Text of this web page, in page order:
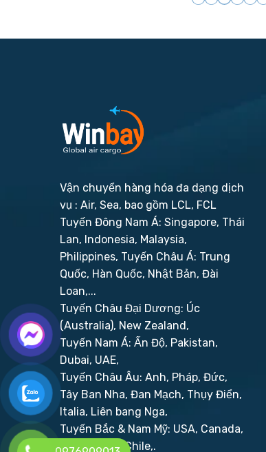
Vận chuyển hàng hóa đa dạng dịch
vụ : Air, Sea, bao gồm LCL, FCL
Tuyến Đông Nam Á: Singapore, Thái
Lan, Indonesia, Malaysia,
Philippines, Tuyến Châu Á: Trung
Quốc, Hàn Quốc, Nhật Bản, Đài
Loan,...
Tuyến Châu Đại Dương: Úc
(Australia), New Zealand,
Tuyến Nam Á: Ấn Độ, Pakistan,
Dubai, UAE,
Tuyến Châu Âu: Anh, Pháp, Đức,
Tây Ban Nha, Đan Mạch, Thụy Điển,
Italia, Liên bang Nga,
Tuyến Bắc & Nam Mỹ: USA, Canada,
Brazil, Peru, Chile,.